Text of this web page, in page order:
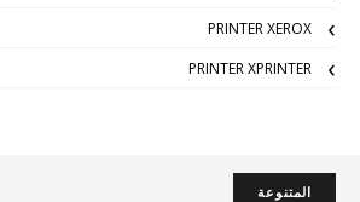
PRINTER XEROX
PRINTER XPRINTER
المتنوعة